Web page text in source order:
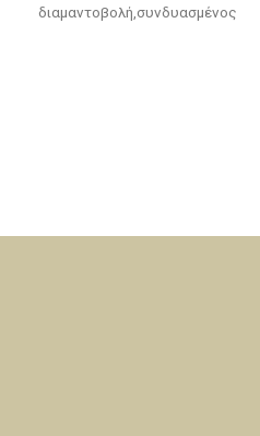
διαμαντοβολή,συνδυασμένος